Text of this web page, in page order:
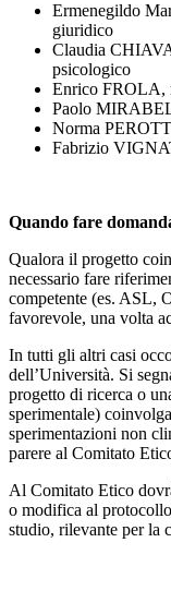
Ermenegildo
giuridico
Claudia
psicologico
Enrico FROLA,
Paolo
Norma
Fabrizio
Quando fare
Qualora il progetto
necessario fare
competente (es. ASL,
favorevole, una volta
In tutti gli altri casi
dell’Università. Si
progetto di ricerca o
sperimentale)
sperimentazioni non
parere al Comitato
Al Comitato Etico
o modifica al
studio, rilevante per la